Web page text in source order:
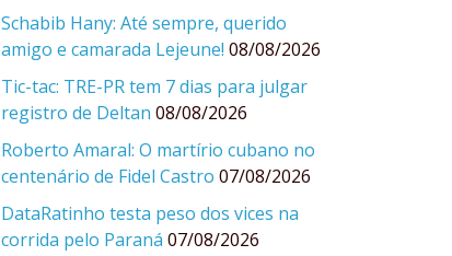
Schabib Hany: Até sempre, querido
amigo e camarada Lejeune! 08/08/2026
Tic-tac: TRE-PR tem 7 dias para julgar
registro de Deltan 08/08/2026
Roberto Amaral: O martírio cubano no
centenário de Fidel Castro 07/08/2026
DataRatinho testa peso dos vices na
corrida pelo Paraná 07/08/2026